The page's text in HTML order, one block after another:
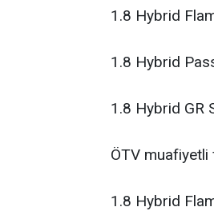
1.8 Hybrid
1.8 Hybrid
1.8 Hybrid GR
ÖTV muafiyetli
1.8 Hybrid